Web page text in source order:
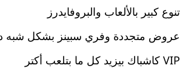
تنوع كبير بالألعاب والبروفايدرز
عروض متجددة وفري سبينز بشكل شبه
VIP كاشباك بيزيد كل ما بتلعب أكتر